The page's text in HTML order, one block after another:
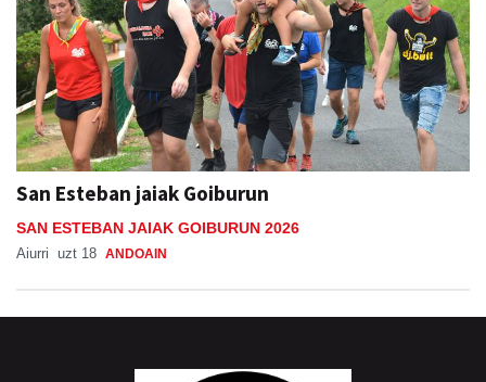
San Esteban jaiak Goiburun
ANDOAIN